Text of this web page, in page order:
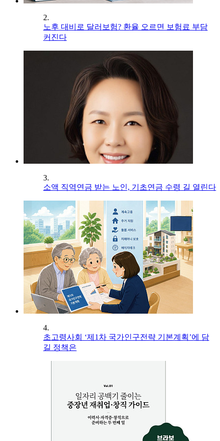
2.
노후 대비로 달러보험? 환율 오르면 보험료 부담
커진다
3.
소액 직역연금 받는 노인, 기초연금 수령 길 열린다
4.
초고령사회 ‘제1차 국가인구전략 기본계획’에 담
길 정책은